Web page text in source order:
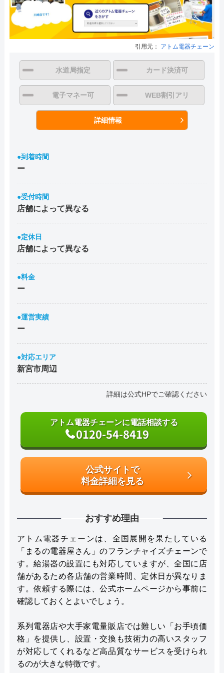
引用元： アトム電器チェーン
水道局指定 カード決済可
電子マネー可 WEB割引アリ
詳細情報
●到着時間
ー
●受付時間
店舗によって異なる
●定休日
店舗によって異なる
●料金
ー
●運営実績
ー
●対応エリア
新宮市周辺
詳細は公式HPでご確認ください
アトム電器チェーンに電話相談する
0120-54-8419
公式サイトで
料金詳細を見る
おすすめ理由
アトム電器チェーンは、全国展開を果たしている
「まるの電器屋さん」のフランチャイズチェーンで
す。給湯器の設置にも対応していますが、全国に店
舗があるため各店舗の営業時間、定休日が異なりま
す。依頼する際には、公式ホームページから事前に
確認しておくとよいでしょう。
系列電器店や大手家電量販店では難しい「お手頃価
格」を提供し、設置・交換も技術力の高いスタッフ
が対応してくれるなど高品質なサービスを受けられ
るのが大きな特徴です。